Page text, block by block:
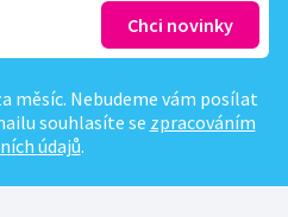
měsíc. Nebudeme vám posílat
souhlasíte se zpracováním
údajů.